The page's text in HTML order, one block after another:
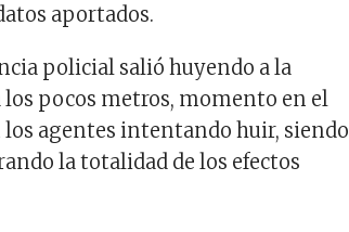
aportados.
policial salió huyendo a la
los pocos metros, momento en el
los agentes intentando huir, siendo
la totalidad de los efectos